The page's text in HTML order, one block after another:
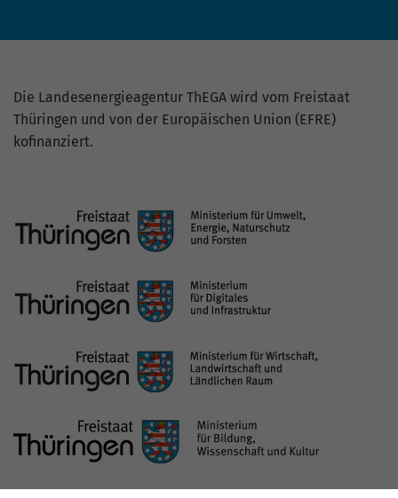
Die Landesenergieagentur ThEGA wird vom Freistaat
Thüringen und von der Europäischen Union (EFRE)
kofinanziert.